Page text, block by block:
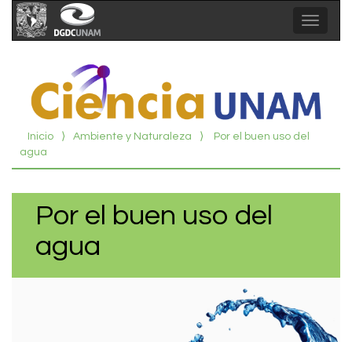
Toggle
Inicio ⟩ Ambiente y Naturaleza ⟩
Por el buen uso del
agua
Por el buen uso del
agua